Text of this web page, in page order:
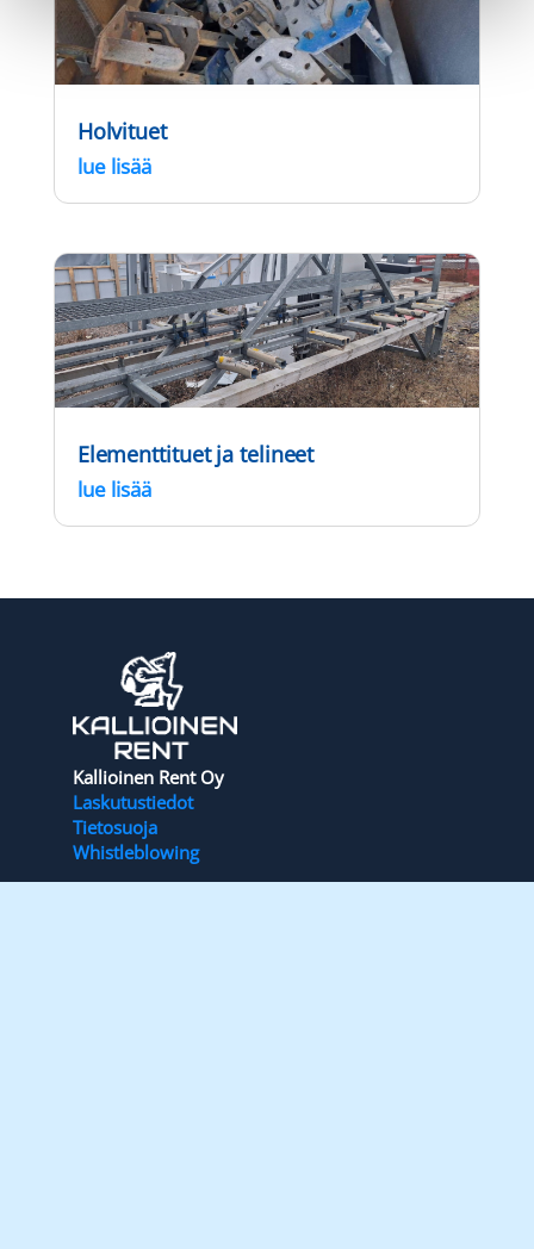
Holvituet
lue lisää
Elementtituet ja telineet
lue lisää
Kallioinen Rent Oy
Laskutustiedot
Tietosuoja
Whistleblowing